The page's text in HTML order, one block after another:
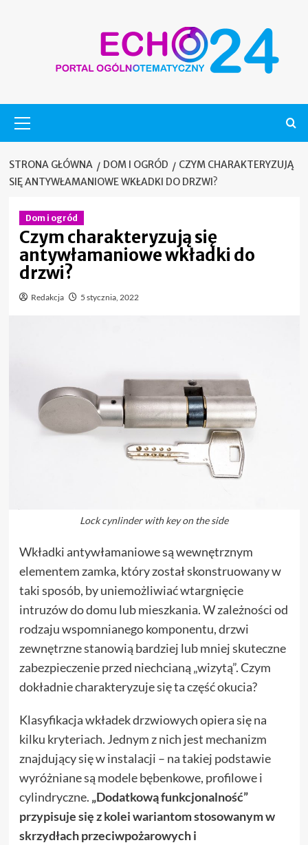
główne
STRONA GŁÓWNA DOM I OGRÓD
CZYM CHARAKTERYZUJĄ
SIĘ ANTYWŁAMANIOWE WKŁADKI DO DRZWI?
Dom i ogród
Czym charakteryzują się
antywłamaniowe wkładki do
drzwi?
Redakcja 5 stycznia, 2022
Lock cynlinder with key on the side
Wkładki antywłamaniowe są wewnętrznym
elementem zamka, który został skonstruowany w
taki sposób, by uniemożliwiać wtargnięcie
intruzów do domu lub mieszkania. W zależności od
rodzaju wspomnianego komponentu, drzwi
zewnętrzne stanowią bardziej lub mniej skuteczne
zabezpieczenie przed niechcianą „wizytą”. Czym
dokładnie charakteryzuje się ta część okucia?
Klasyfikacja wkładek drzwiowych opiera się na
kilku kryteriach. Jednym z nich jest mechanizm
znajdujący się w instalacji – na takiej podstawie
wyróżniane są modele bębenkowe, profilowe i
cylindryczne. „Dodatkową funkcjonalność”
przypisuje się z kolei wariantom stosowanym w
skrzydłach przeciwpożarowych i